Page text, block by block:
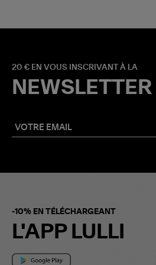
20 € EN VOUS INSCRIVANT À LA
NEWSLETTER
-10% EN TÉLÉCHARGEANT
L'APP LULLI